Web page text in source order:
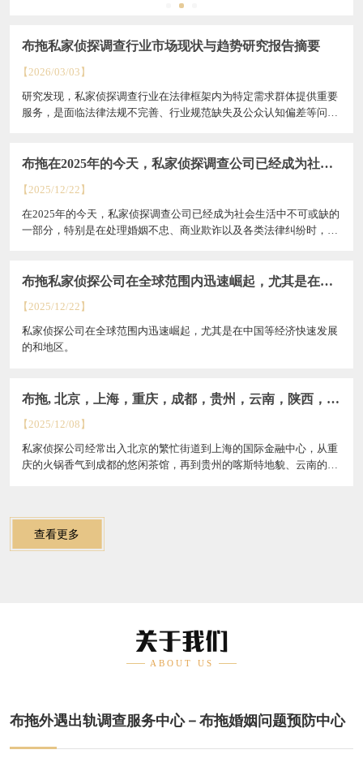
布拖私家侦探调查行业市场现状与趋势研究报告摘要
【2026/03/03】
研究发现，私家侦探调查行业在法律框架内为特定需求群体提供重要
服务，是面临法律法规不完善、行业规范缺失及公众认知偏差等问题
布拖​在2025年的今天，私家侦探调查公司已经成为社会
【2025/12/22】
在2025年的今天，私家侦探调查公司已经成为社会生活中不可或缺的
一部分，特别是在处理婚姻不忠、商业欺诈以及各类法律纠纷时，其
布拖私家侦探公司在全球范围内迅速崛起，尤其是在中
国等经济快速发展的和地区。
【2025/12/22】
私家侦探公司在全球范围内迅速崛起，尤其是在中国等经济快速发展
的和地区。
布拖, 北京，上海，重庆，成都，贵州，云南，陕西，广
州，深圳：私人私家侦探取证调查公司的兴起
【2025/12/08】
私家侦探公司经常出入北京的繁忙街道到上海的国际金融中心，从重
庆的火锅香气到成都的悠闲茶馆，再到贵州的喀斯特地貌、云南的壮
查看更多
关于我们
ABOUT US
布拖外遇出轨调查服务中心－布拖婚姻问题预防中心